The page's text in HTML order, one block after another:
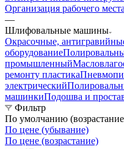
Организация рабочего места
—
Шлифовальные машины
Окрасочные,
оборудование
промышленный
ремонту пластика
электрический
машинкиПодошва и
Фильтр
По умолчанию
По цене (убывание)
По цене (возрастание)